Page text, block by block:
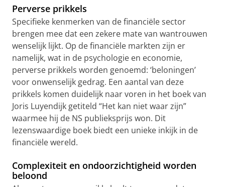
Perverse prikkels
Specifieke kenmerken van de financiële sector
brengen mee dat een zekere mate van wantrouwen
wenselijk lijkt. Op de financiële markten zijn er
namelijk, wat in de psychologie en economie,
perverse prikkels worden genoemd: ‘beloningen’
voor onwenselijk gedrag. Een aantal van deze
prikkels komen duidelijk naar voren in het boek van
Joris Luyendijk getiteld “Het kan niet waar zijn”
waarmee hij de NS publieksprijs won. Dit
lezenswaardige boek biedt een unieke inkijk in de
financiële wereld.
Complexiteit en ondoorzichtigheid worden
beloond